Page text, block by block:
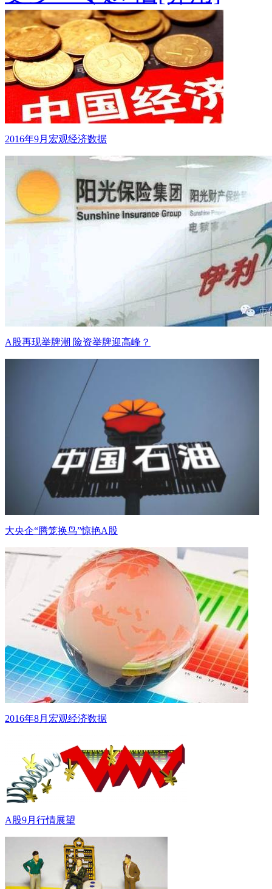
2016年9月宏观经济数据
A股再现举牌潮 险资举牌迎高峰？
大央企“腾笼换鸟”惊艳A股
2016年8月宏观经济数据
A股9月行情展望